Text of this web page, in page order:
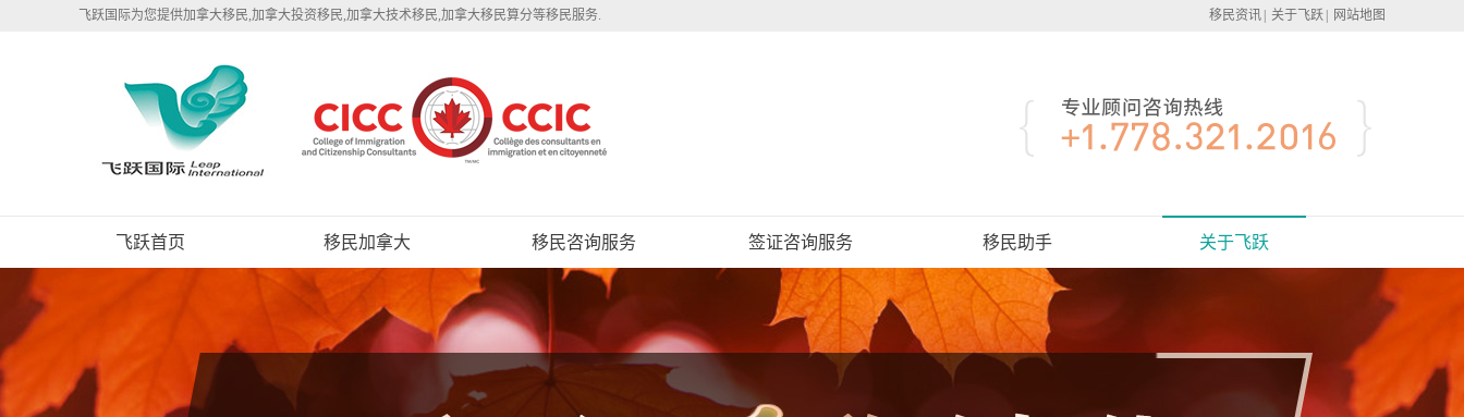
飞跃国际为您提供加拿大移民,加拿大投资移民,加拿大技术移民,加拿大移民算分等移民服务. 移民资讯 关于飞跃 网站地图
飞跃首页 移民加拿大 移民咨询服务 签证咨询服务 移民助手 关于飞跃